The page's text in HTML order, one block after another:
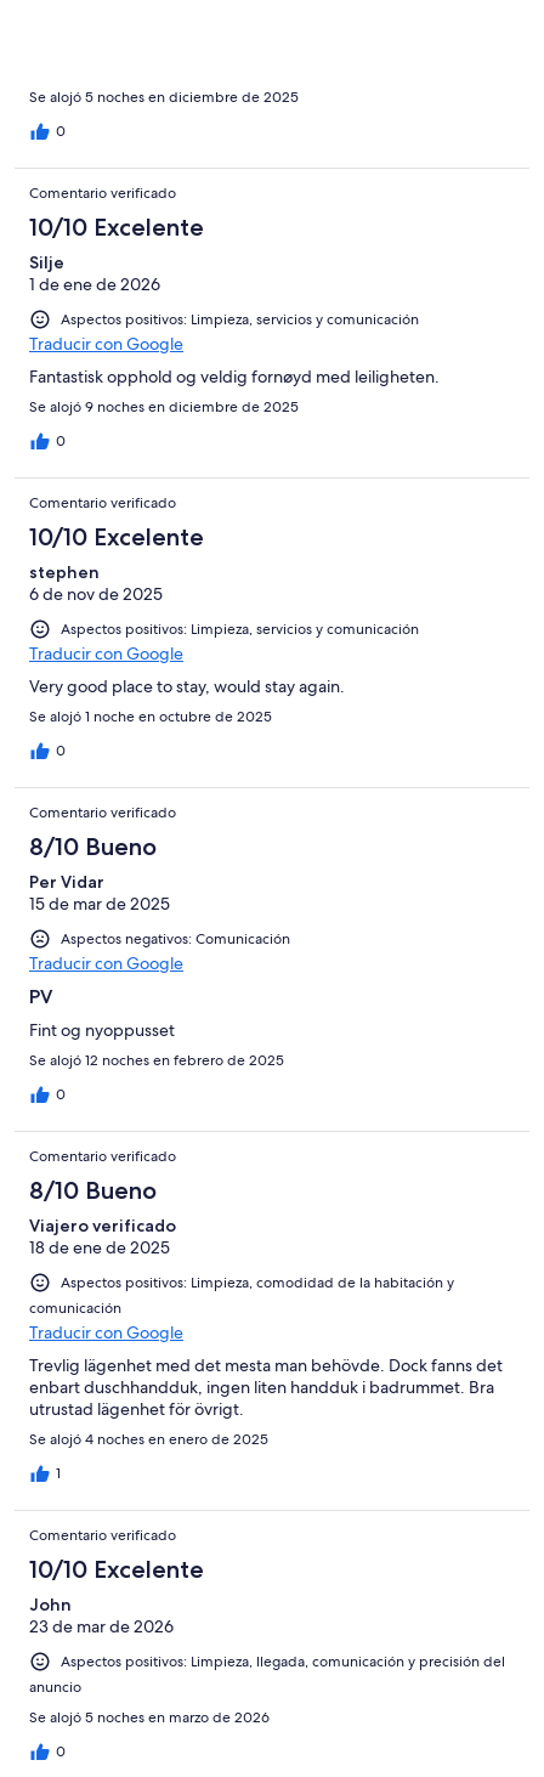
PLAYER in Torrevieja to anyone.
Se alojó 5 noches en diciembre de 2025
0
Comentario verificado
10/10 Excelente
Silje
1 de ene de 2026
Aspectos positivos: Limpieza, servicios y comunicación
Traducir con Google
Fantastisk opphold og veldig fornøyd med leiligheten.
Se alojó 9 noches en diciembre de 2025
0
Comentario verificado
10/10 Excelente
stephen
6 de nov de 2025
Aspectos positivos: Limpieza, servicios y comunicación
Traducir con Google
Very good place to stay, would stay again.
Se alojó 1 noche en octubre de 2025
0
Comentario verificado
8/10 Bueno
Per Vidar
15 de mar de 2025
Aspectos negativos: Comunicación
Traducir con Google
PV
Fint og nyoppusset
Se alojó 12 noches en febrero de 2025
0
Comentario verificado
8/10 Bueno
Viajero verificado
18 de ene de 2025
Aspectos positivos: Limpieza, comodidad de la habitación y
comunicación
Traducir con Google
Trevlig lägenhet med det mesta man behövde. Dock fanns det
enbart duschhandduk, ingen liten handduk i badrummet. Bra
utrustad lägenhet för övrigt.
Se alojó 4 noches en enero de 2025
1
Comentario verificado
10/10 Excelente
John
23 de mar de 2026
Aspectos positivos: Limpieza, llegada, comunicación y precisión del
anuncio
Se alojó 5 noches en marzo de 2026
0